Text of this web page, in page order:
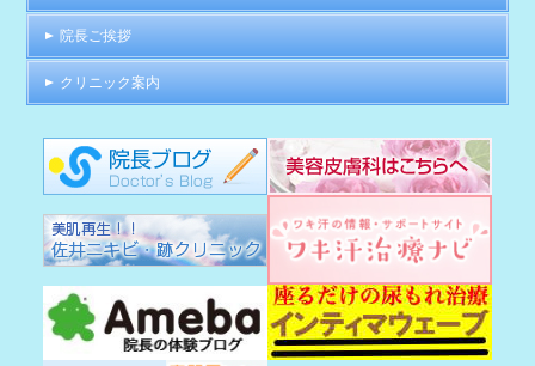
院長ご挨拶
クリニック案内